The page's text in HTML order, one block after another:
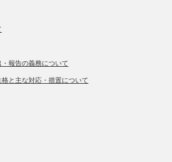
報告の義務について
と主な対応・措置について